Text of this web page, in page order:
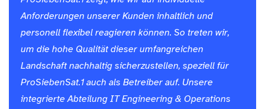
Anforderungen unserer Kunden inhaltlich und
personell flexibel reagieren können. So treten wir,
um die hohe Qualität dieser umfangreichen
Landschaft nachhaltig sicherzustellen, speziell für
ProSiebenSat.1 auch als Betreiber auf. Unsere
integrierte Abteilung IT Engineering & Operations